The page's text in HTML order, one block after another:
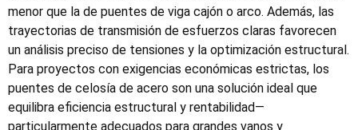
menor que la de puentes de viga cajón o arco. Además, las
trayectorias de transmisión de esfuerzos claras favorecen
un análisis preciso de tensiones y la optimización estructural.
Para proyectos con exigencias económicas estrictas, los
puentes de celosía de acero son una solución ideal que
equilibra eficiencia estructural y rentabilidad—
particularmente adecuados para grandes vanos y